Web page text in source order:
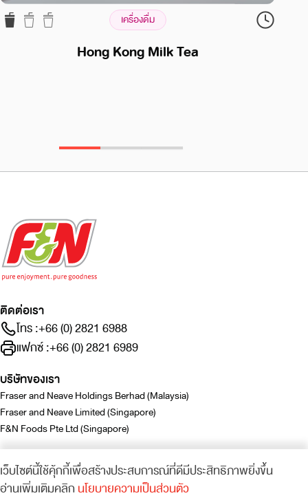
เครื่องดื่ม
Hong Kong Milk Tea
ติดต่อเรา
โทร :+66 (0) 2821 6988
แฟกซ์ :+66 (0) 2821 6989
บริษัทของเรา
Fraser and Neave Holdings Berhad (Malaysia)
Fraser and Neave Limited (Singapore)
F&N Foods Pte Ltd (Singapore)
เว็บไซต์นี้ใช้คุ้กกี้เพื่อสร้างประสบการณ์ที่ดีมีประสิทธิภาพยิ่งขึ้น
อ่านเพิ่มเติมคลิกนโยบายความเป็นส่วนตัว